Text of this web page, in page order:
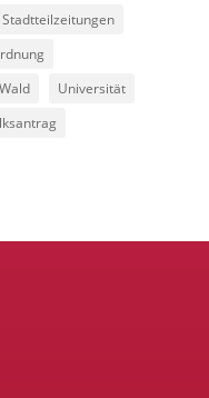
Stadtteilzeitungen
Universität